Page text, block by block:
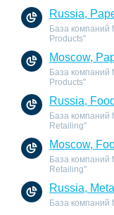
Russia,
База компаний
Products"
Moscow,
База компаний
Products"
Russia,
База компаний
Retailing"
Moscow,
База компаний
Retailing"
Russia,
База компаний